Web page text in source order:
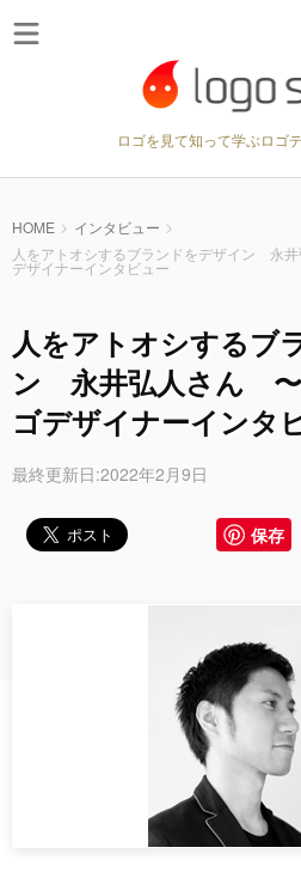
ロゴを見て知って学ぶロゴ
HOME
インタビュー
人をアトオシするブランドをデザイン 永
デザイナーインタビュー
人をアトオシするブ
ン 永井弘人さん 〜
ゴデザイナーインタ
最終更新日:2022年2月9日
保存